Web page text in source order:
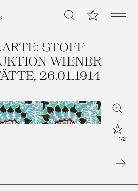
Suche Meine Open
STOFF-
WIENER
, 26.01.1914
Zoom
Star
1/2